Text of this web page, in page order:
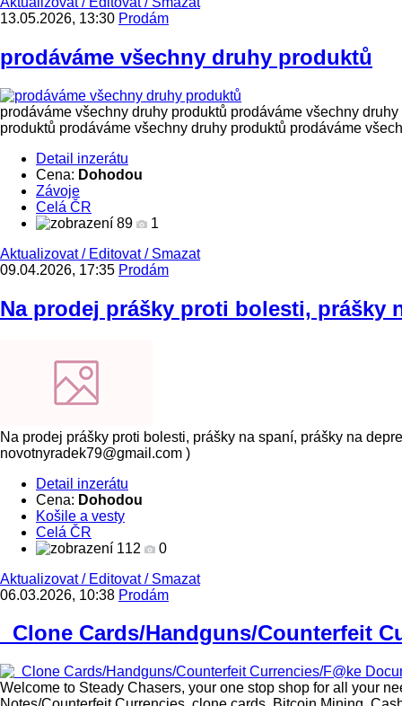
13.05.2026, 13:30 Prodám
prodáváme všechny druhy produktů
prodáváme všechny druhy produktů prodáváme všechny
produktů prodáváme všechny druhy produktů prodáváme
Detail inzerátu
Cena: Dohodou
Závoje
Celá ČR
89
1
Aktualizovat/ Editovat/ Smazat
09.04.2026, 17:35 Prodám
Na prodej prášky proti bolesti, prášky
Na prodej prášky proti bolesti, prášky na spaní, prášky na
novotnyradek79@gmail.com )
Detail inzerátu
Cena: Dohodou
Košile a vesty
Celá ČR
112
0
Aktualizovat/ Editovat/ Smazat
06.03.2026, 10:38 Prodám
Clone Cards/Handguns/Counterfeit
Welcome to Steady Chasers, your one stop shop for all your